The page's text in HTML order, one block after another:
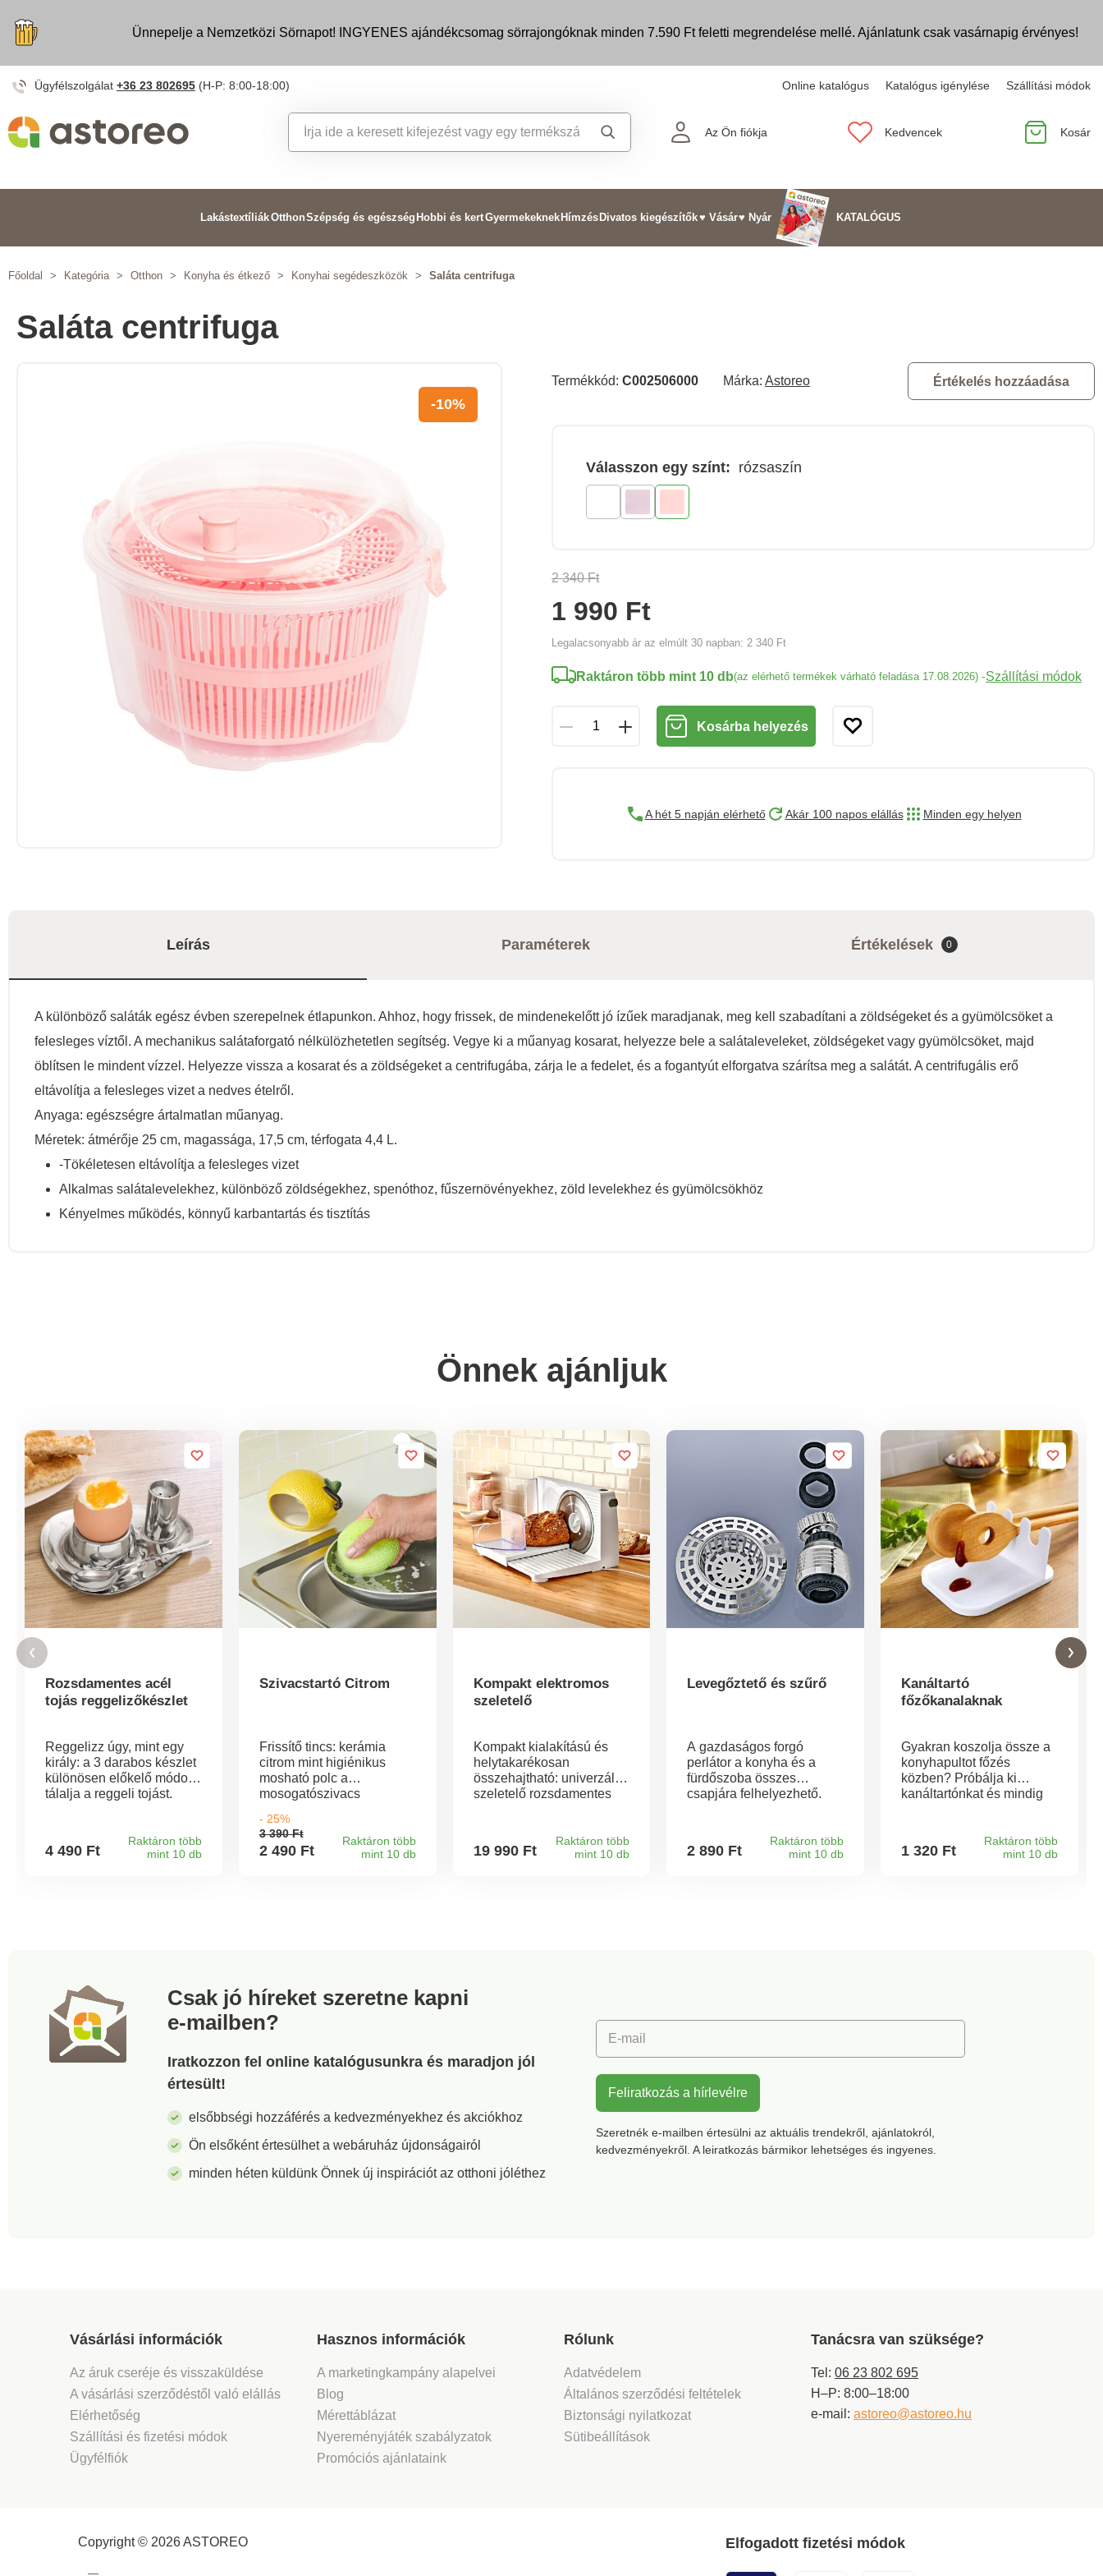
Ünnepelje a Nemzetközi Sörnapot! INGYENES ajándékcsomag sörrajongóknak minden 7.590 Ft feletti megrendelése mellé. Ajánlatunk csak vasárnapig érvényes!
Ügyfélszolgálat +36 23 802695 (H-P: 8:00-18:00) Online katalógus Katalógus igénylése Szállítási módok
Az Ön fiókja Kedvencek Kosár
LakástextíliákOtthonSzépség és egészség Hobbi és kertGyermekeknek Hímzés Divatos kiegészítők♥ Vásár♥ Nyár KATALÓGUS
Főoldal > Kategória > Otthon > Konyha és étkező > Konyhai segédeszközök > Saláta centrifuga
Saláta centrifuga
-10%
Termékkód: C002506000 Márka: Astoreo Értékelés hozzáadása
Válasszon egy színt: rózsaszín
2 340 Ft
1 990 Ft
Legalacsonyabb ár az elmúlt 30 napban: 2 340 Ft
Raktáron több mint 10 db(az elérhető termékek várható feladása 17.08.2026) -Szállítási módok
Kosárba helyezés
A hét 5 napján elérhető Akár 100 napos elállás Minden egy helyen
Leírás Paraméterek Értékelések 0
A különböző saláták egész évben szerepelnek étlapunkon. Ahhoz, hogy frissek, de mindenekelőtt jó ízűek maradjanak, meg kell szabadítani a zöldségeket és a gyümölcsöket a
felesleges víztől. A mechanikus salátaforgató nélkülözhetetlen segítség. Vegye ki a műanyag kosarat, helyezze bele a salátaleveleket, zöldségeket vagy gyümölcsöket, majd
öblítsen le mindent vízzel. Helyezze vissza a kosarat és a zöldségeket a centrifugába, zárja le a fedelet, és a fogantyút elforgatva szárítsa meg a salátát. A centrifugális erő
eltávolítja a felesleges vizet a nedves ételről.
Anyaga: egészségre ártalmatlan műanyag.
Méretek: átmérője 25 cm, magassága, 17,5 cm, térfogata 4,4 L.
-Tökéletesen eltávolítja a felesleges vizet
Alkalmas salátalevelekhez, különböző zöldségekhez, spenóthoz, fűszernövényekhez, zöld levelekhez és gyümölcsökhöz
Kényelmes működés, könnyű karbantartás és tisztítás
Önnek ajánljuk
Rozsdamentes acél
tojás reggelizőkészlet
Reggelizz úgy, mint egy
király: a 3 darabos készlet
különösen előkelő módon
tálalja a reggeli tojást.
acélból készült sószóróval
- fényes, elegáns és
4 490 Ft
Raktáron több
mint 10 db
Szivacstartó Citrom
Frissítő tincs: kerámia
citrom mint higiénikus
mosható polc a
mosogatószivacs
munkalapot a
nedvesedéstől és rendben
tartja a konyhát. dekoratív
- 25%
3 390 Ft
2 490 Ft
Raktáron több
mint 10 db
Kompakt elektromos
szeletelő
Kompakt kialakítású és
helytakarékosan
összehajtható: univerzális
szeletelő rozsdamentes
akár 15 mm-es vágási
szélességgel. Pontosan
19 990 Ft
Raktáron több
mint 10 db
Levegőztető és szűrő
A gazdaságos forgó
perlátor a konyha és a
fürdőszoba összes
csapjára felhelyezhető.
2 890 Ft
Raktáron több
mint 10 db
Kanáltartó
főzőkanalaknak
Gyakran koszolja össze a
konyhapultot főzés
közben? Próbálja ki
kanáltartónkat és mindig
1 320 Ft
Raktáron több
mint 10 db
Csak jó híreket szeretne kapni
e-mailben?
Iratkozzon fel online katalógusunkra és maradjon jól
értesült!
elsőbbségi hozzáférés a kedvezményekhez és akciókhoz
Ön elsőként értesülhet a webáruház újdonságairól
minden héten küldünk Önnek új inspirációt az otthoni jóléthez
E-mail
Feliratkozás a hírlevélre
Szeretnék e-mailben értesülni az aktuális trendekről, ajánlatokról,
kedvezményekről. A leiratkozás bármikor lehetséges és ingyenes.
Vásárlási információk
Az áruk cseréje és visszaküldése
A vásárlási szerződéstől való elállás
Elérhetőség
Szállítási és fizetési módok
Ügyfélfiók
Hasznos információk
A marketingkampány alapelvei
Blog
Mérettáblázat
Nyereményjáték szabályzatok
Promóciós ajánlataink
Rólunk
Adatvédelem
Általános szerződési feltételek
Biztonsági nyilatkozat
Sütibeállítások
Tanácsra van szüksége?
Tel: 06 23 802 695
H–P: 8:00–18:00
e-mail: astoreo@astoreo.hu
Copyright © 2026 ASTOREO Elfogadott fizetési módok